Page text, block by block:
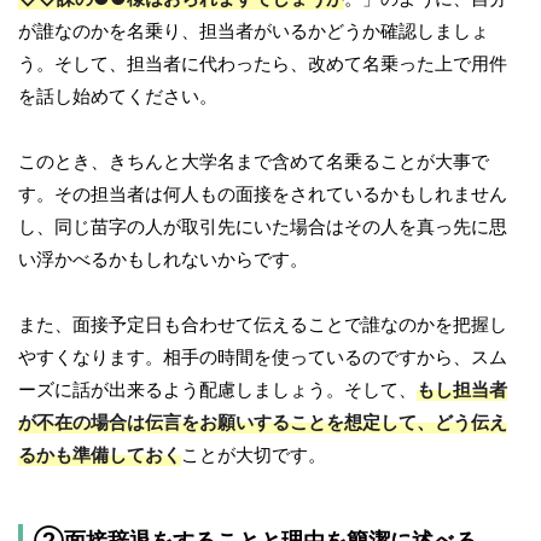
が誰なのかを名乗り、担当者がいるかどうか確認しましょ
う。そして、担当者に代わったら、改めて名乗った上で用件
を話し始めてください。
このとき、きちんと大学名まで含めて名乗ることが大事で
す。その担当者は何人もの面接をされているかもしれません
し、同じ苗字の人が取引先にいた場合はその人を真っ先に思
い浮かべるかもしれないからです。
また、面接予定日も合わせて伝えることで誰なのかを把握し
やすくなります。相手の時間を使っているのですから、スム
ーズに話が出来るよう配慮しましょう。そして、 もし担当者
が不在の場合は伝言をお願いすることを想定して、どう伝え
るかも準備しておくことが大切です。